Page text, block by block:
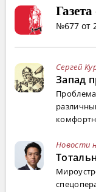
№677 от
Сергей
Запад
Новости